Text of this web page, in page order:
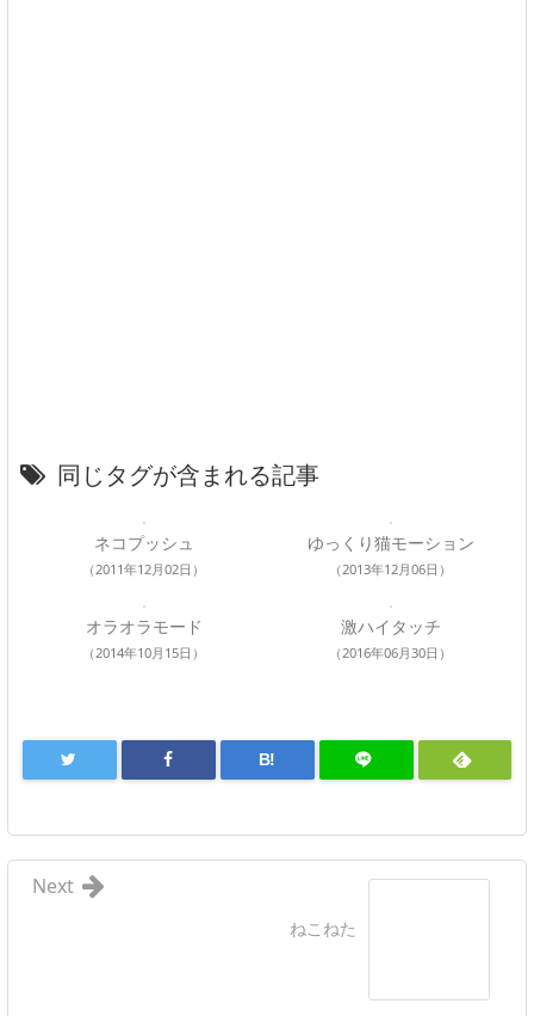
同じタグが含まれる記事
ネコプッシュ
（2011年12月02日）
ゆっくり猫モーション
（2013年12月06日）
オラオラモード
（2014年10月15日）
激ハイタッチ
（2016年06月30日）
B!
ねこねた
Next